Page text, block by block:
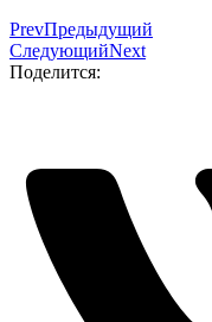
PrevПредыдущий
СледующийNext
Поделится: